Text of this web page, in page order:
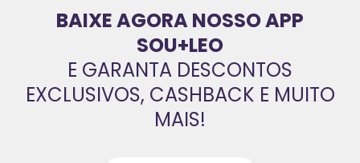
BAIXE AGORA NOSSO APP
SOU+LEO
E GARANTA DESCONTOS
EXCLUSIVOS, CASHBACK E MUITO
MAIS!